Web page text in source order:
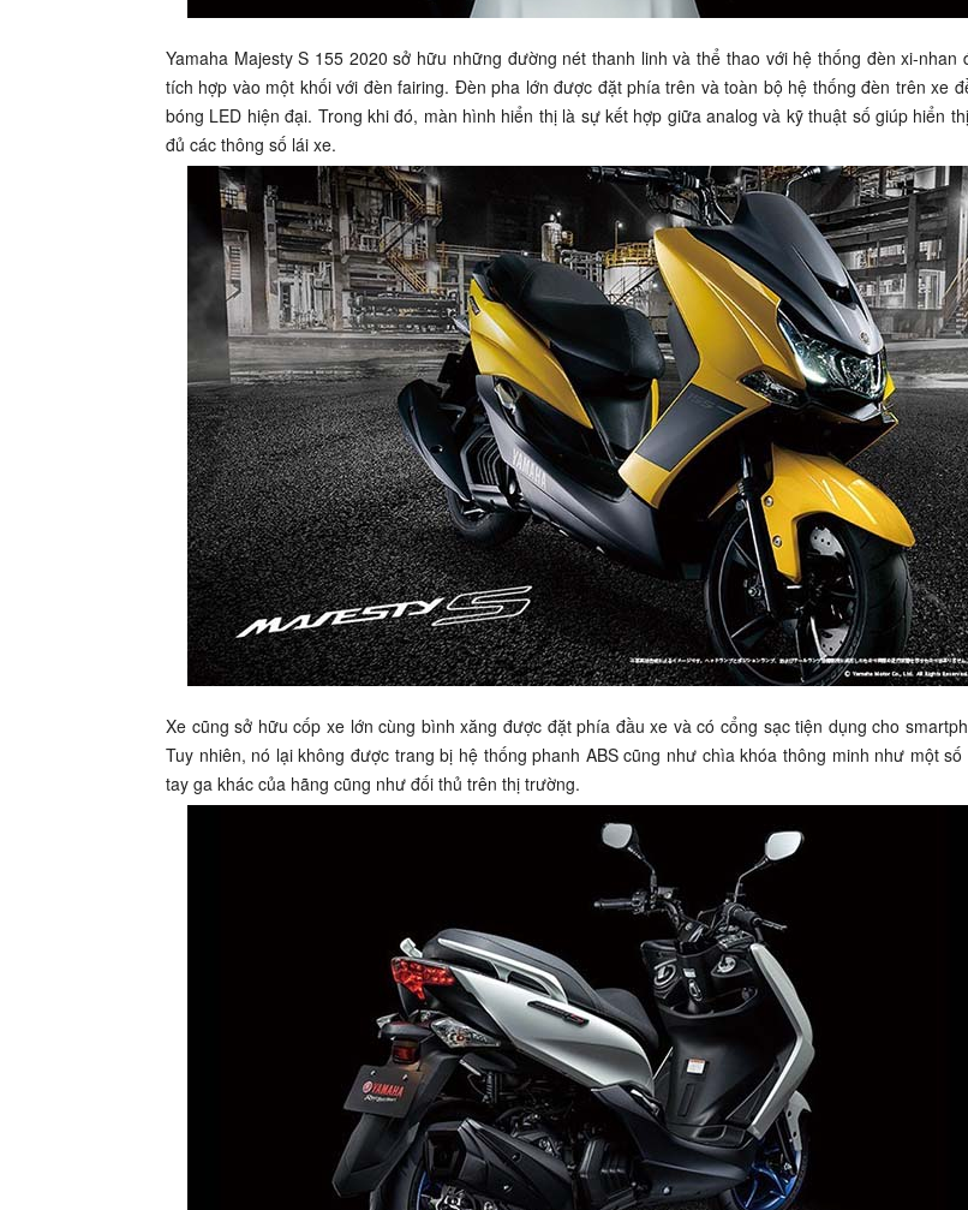
Yamaha Majesty S 155 2020 sở hữu những đường nét thanh linh và thể thao với hệ thống đèn xi-nhan
tích hợp vào một khối với đèn fairing. Đèn pha lớn được đặt phía trên và toàn bộ hệ thống đèn trên xe
bóng LED hiện đại. Trong khi đó, màn hình hiển thị là sự kết hợp giữa analog và kỹ thuật số giúp hiển
đủ các thông số lái xe.
Xe cũng sở hữu cốp xe lớn cùng bình xăng được đặt phía đầu xe và có cổng sạc tiện dụng cho
Tuy nhiên, nó lại không được trang bị hệ thống phanh ABS cũng như chìa khóa thông minh như một số
tay ga khác của hãng cũng như đối thủ trên thị trường.